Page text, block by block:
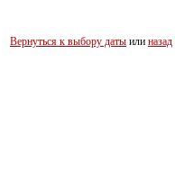
Вернуться к выбору даты или назад